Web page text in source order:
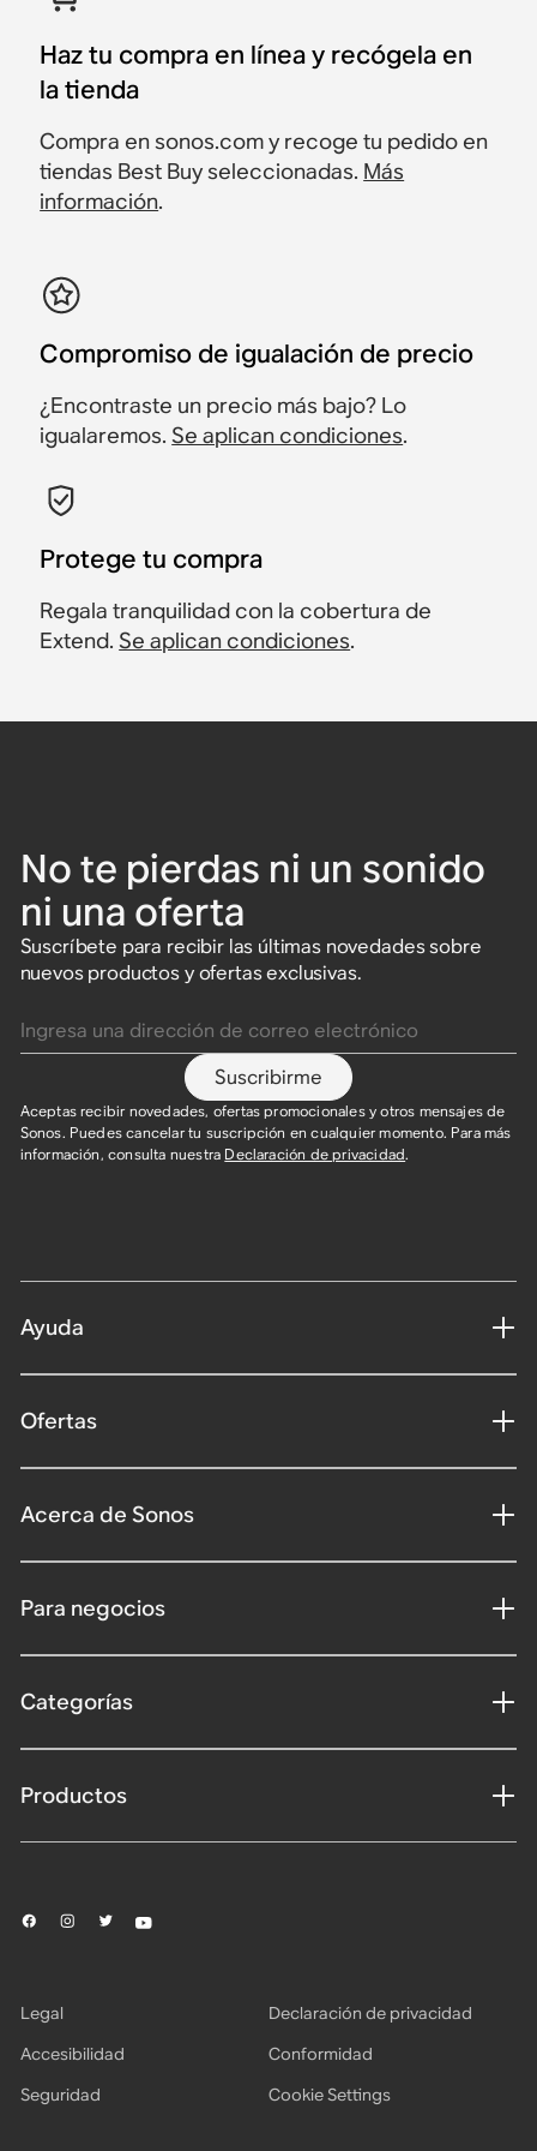
Haz tu compra en línea y recógela en
la tienda
Compra en sonos.com y recoge tu pedido en
tiendas Best Buy seleccionadas. Más
información.
Compromiso de igualación de precio
¿Encontraste un precio más bajo? Lo
igualaremos.Se aplican condiciones.
Protege tu compra
Regala tranquilidad con la cobertura de
Extend.Se aplican condiciones.
No te pierdas ni un sonido
ni una oferta
Suscríbete para recibir las últimas novedades sobre
nuevos productos y ofertas exclusivas.
Suscribirme
Aceptas recibir novedades, ofertas promocionales y otros mensajes de
Sonos. Puedes cancelar tu suscripción en cualquier momento. Para más
información, consulta nuestra Declaración de privacidad.
Ayuda
Ofertas
Acerca de Sonos
Para negocios
Categorías
Productos
Legal
Declaración de privacidad
Accesibilidad
Conformidad
Seguridad
Cookie Settings